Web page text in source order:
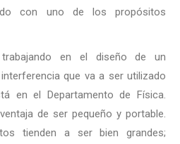
con uno de los propósitos
trabajando en el diseño de un
que va a ser utilizado
en el Departamento de Física.
de ser pequeño y portable.
tienden a ser bien grandes;